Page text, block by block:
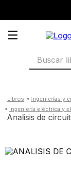
Buscar libros
ingenierías y
ingeniería eléctrica y
analisis de